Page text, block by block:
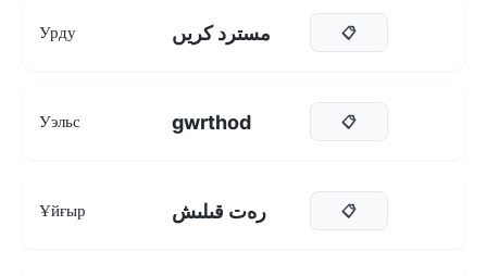
Урду مسترد کریں 📋
Уэльс gwrthod 📋
Ұйғыр رەت قىلىش 📋